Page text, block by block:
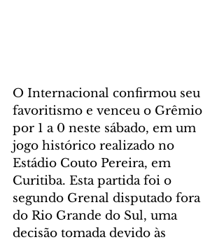
O Internacional confirmou seu
favoritismo e venceu o Grêmio
por 1 a 0 neste sábado, em um
jogo histórico realizado no
Estádio Couto Pereira, em
Curitiba. Esta partida foi o
segundo Grenal disputado fora
do Rio Grande do Sul, uma
decisão tomada devido às